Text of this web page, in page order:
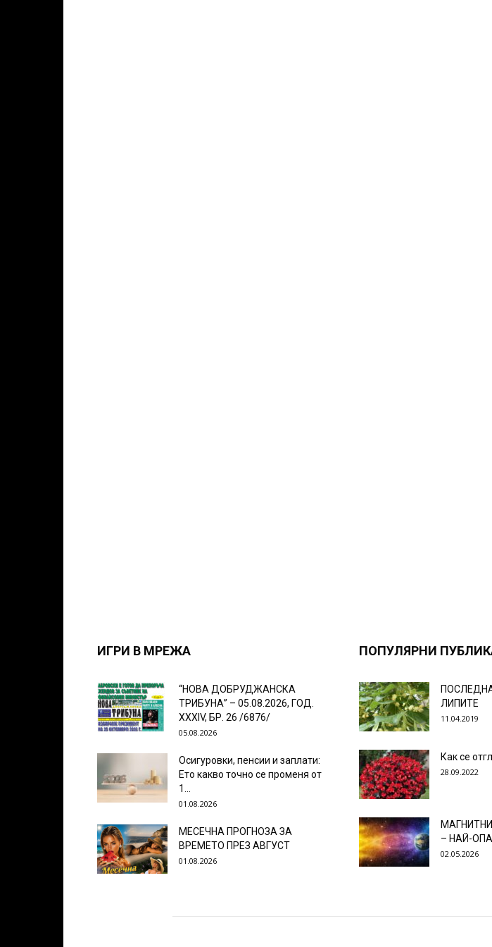
ИГРИ В МРЕЖА
“НОВА ДОБРУДЖАНСКА
ТРИБУНА” – 05.08.2026, ГОД.
XXХIV, БР. 26 /6876/
05.08.2026
Осигуровки, пенсии и заплати:
Ето какво точно се променя от
1...
01.08.2026
МЕСЕЧНА ПРОГНОЗА ЗА
ВРЕМЕТО ПРЕЗ АВГУСТ
01.08.2026
ПОПУЛЯРНИ
ЛИПИТЕ
11.04.2019
Как се
28.09.2022
– НАЙ-
02.05.2026